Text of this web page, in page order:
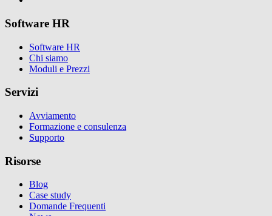
Software HR
Software HR
Chi siamo
Moduli e Prezzi
Servizi
Avviamento
Formazione e consulenza
Supporto
Risorse
Blog
Case study
Domande Frequenti